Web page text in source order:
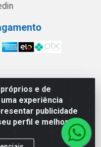
e de
experiência
publicidade
perfil e melhorar a
de Vidros LTDA -
Carlos Drummond de
– Cascavel/PR - CEP